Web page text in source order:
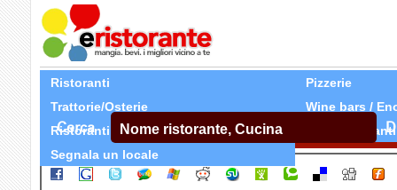
Ristoranti
Pizzerie
Trattorie/Osterie
Wine bars /
Ristoranti Etnici
Tutti Ristoranti
Segnala un locale
Cerca